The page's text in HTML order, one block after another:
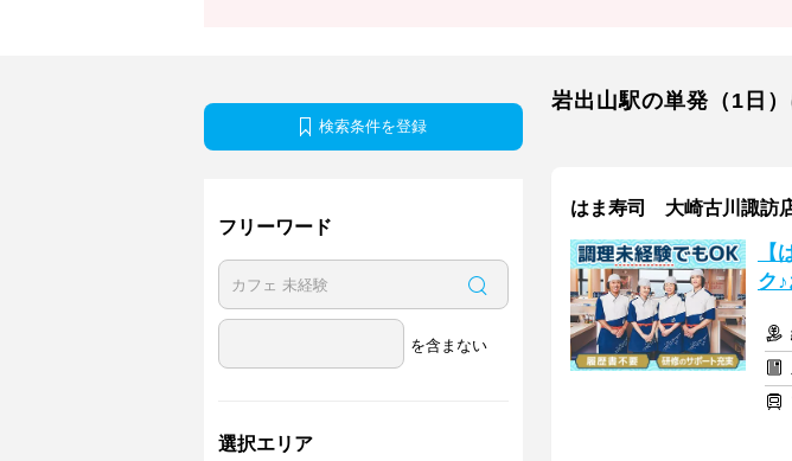
検索条件を登録
フリーワード
を含まない
選択エリア
岩出山駅の単発（1日
はま寿司 大崎古川諏訪
ク